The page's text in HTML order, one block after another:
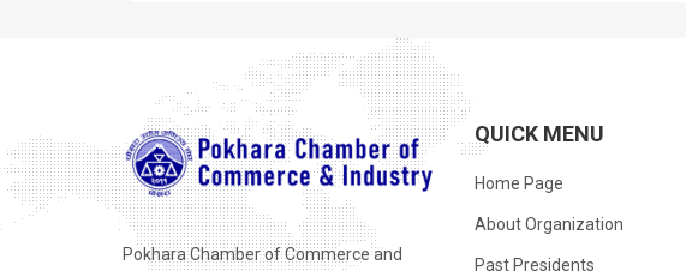
Pokhara Chamber of Commerce and
QUICK MENU
Home Page
About Organization
Past Presidents